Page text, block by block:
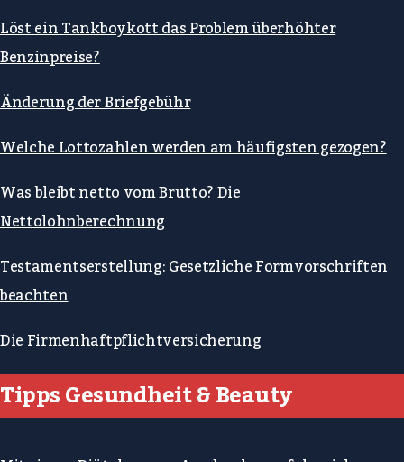
Löst ein Tankboykott das Problem überhöhter
Benzinpreise?
Änderung der Briefgebühr
Welche Lottozahlen werden am häufigsten gezogen?
Was bleibt netto vom Brutto? Die
Nettolohnberechnung
Testamentserstellung: Gesetzliche Formvorschriften
beachten
Die Firmenhaftpflichtversicherung
Tipps Gesundheit & Beauty